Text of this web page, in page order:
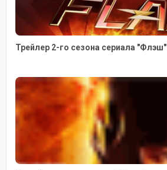
Трейлер 2-го сезона сериала "Флэш"